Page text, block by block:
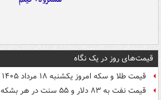
قیمت‌های روز در یک نگاه
قیمت طلا و سکه امروز یکشنبه ۱۸ مرداد ۱۴۰۵
قیمت نفت به ۸۳ دلار و ۵۵ سنت در هر بشکه رسید